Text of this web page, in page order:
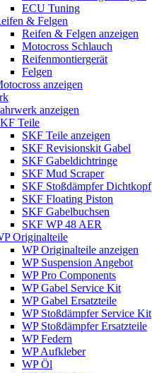
ECU Tuning
& Felgen
Reifen & Felgen anzeigen
Motocross Schlauch
Reifenmontiergerät
Felgen
anzeigen
anzeigen
Teile
SKF Teile anzeigen
SKF Revisionskit Gabel
SKF Gabeldichtringe
SKF Mud Scraper
SKF Stoßdämpfer Dichtkopf
SKF Floating Piston
SKF Gabelbuchsen
SKF WP 48 AER
Originalteile
WP Originalteile anzeigen
WP Suspension Angebot
WP Pro Components
WP Gabel Service Kit
WP Gabel Ersatzteile
WP Stoßdämpfer Service Kit
WP Stoßdämpfer Ersatzteile
WP Federn
WP Aufkleber
WP Öl